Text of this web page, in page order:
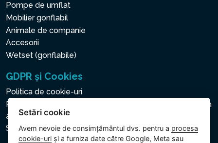
Pompe de umflat
Mobilier gonflabil
Animale de companie
Accesorii
Wetset (gonflabile)
GDPR și Cookies
Politica de cookie-uri
Politica privind protecția datelor cu caracter personal și a
altor date prelucrate
Setări cookie
Setări cookie
Avem nevoie de consimțământul dvs. pentru a procesa
cookie-uri și a furniza date către Google, Meta sau